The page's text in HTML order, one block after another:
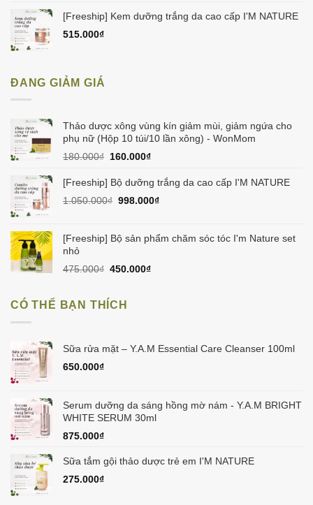
[Freeship] Kem dưỡng trắng da cao cấp I'M NATURE
515.000₫
ĐANG GIẢM GIÁ
Thảo dược xông vùng kín giảm mùi, giảm ngứa cho
phụ nữ (Hộp 10 túi/10 lần xông) - WonMom
180.000₫ Giá
là:
160.000₫Giá
tại
160.000₫.
[Freeship] Bộ dưỡng trắng da cao cấp I'M NATURE
1.050.000₫ Giá
1.050.000₫.
998.000₫Giá
là:
[Freeship] Bộ sản phẩm chăm sóc tóc I'm Nature set
nhỏ
475.000₫ Giá
475.000₫.
450.000₫Giá
CÓ THỂ BẠN THÍCH
Sữa rửa mặt – Y.A.M Essential Care Cleanser 100ml
650.000₫
Serum dưỡng da sáng hồng mờ nám - Y.A.M BRIGHT
WHITE SERUM 30ml
875.000₫
Sữa tắm gội thảo dược trẻ em I'M NATURE
275.000₫